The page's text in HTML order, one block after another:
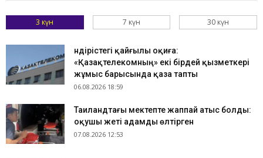
3 күн 7 күн 30 күн
Өндірістегі қайғылы оқиға:
«Қазақтелекомның» екі бірдей қызметкері
жұмыс барысында қаза тапты
06.08.2026 18:59
Таиландтағы мектепте жаппай атыс болды:
оқушы жеті адамды өлтірген
07.08.2026 12:53